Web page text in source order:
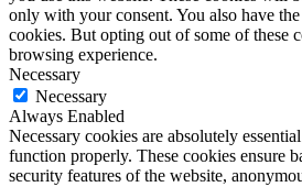
only with your consent. You also have
cookies. But opting out of some of these
browsing experience.
Necessary
Necessary
Always Enabled
Necessary cookies are absolutely
function properly. These cookies ensure
security features of the website,